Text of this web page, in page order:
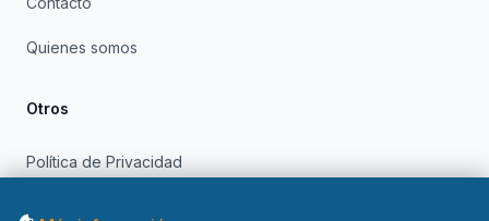
Quienes somos
Otros
Política de Privacidad